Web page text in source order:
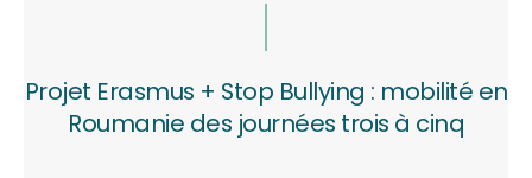
Projet Erasmus + Stop Bullying : mobilité en
Roumanie des journées trois à cinq